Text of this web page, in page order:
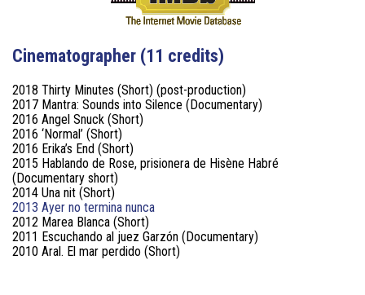
Cinematographer (11 credits)
2018 Thirty Minutes (Short) (post-production)
2017 Mantra: Sounds into Silence (Documentary)
2016 Angel Snuck (Short)
2016 ‘Normal’ (Short)
2016 Erika’s End (Short)
2015 Hablando de Rose, prisionera de Hisène Habré
(Documentary short)
2014 Una nit (Short)
2013 Ayer no termina nunca
2012 Marea Blanca (Short)
2011 Escuchando al juez Garzón (Documentary)
2010 Aral. El mar perdido (Short)